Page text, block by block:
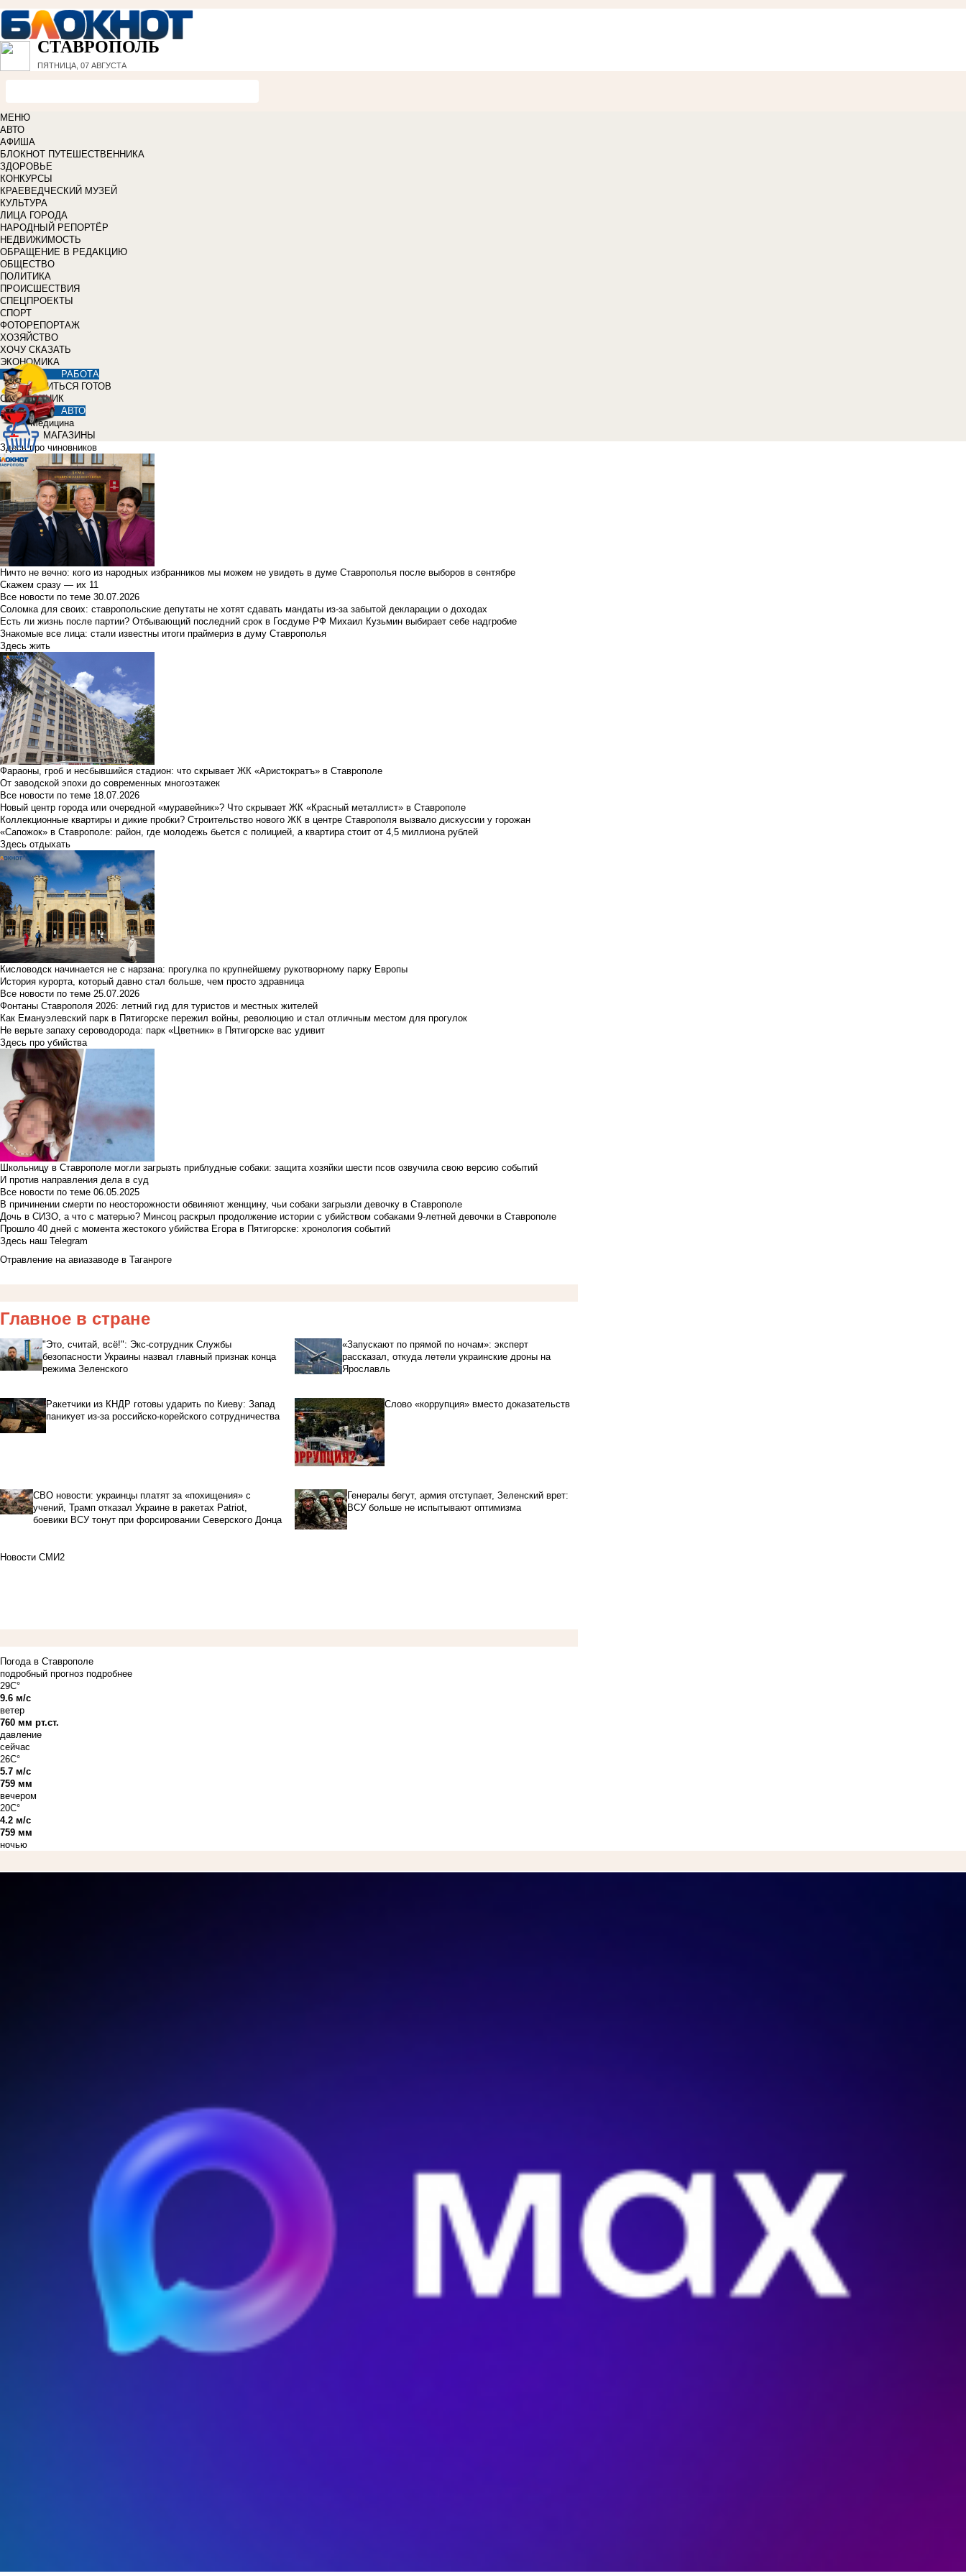
СТАВРОПОЛЬ
ПЯТНИЦА, 07 АВГУСТА
МЕНЮ
АВТО
АФИША
БЛОКНОТ ПУТЕШЕСТВЕННИКА
ЗДОРОВЬЕ
КОНКУРСЫ
КРАЕВЕДЧЕСКИЙ МУЗЕЙ
КУЛЬТУРА
ЛИЦА ГОРОДА
НАРОДНЫЙ РЕПОРТЁР
НЕДВИЖИМОСТЬ
ОБРАЩЕНИЕ В РЕДАКЦИЮ
ОБЩЕСТВО
ПОЛИТИКА
ПРОИСШЕСТВИЯ
СПЕЦПРОЕКТЫ
СПОРТ
ФОТОРЕПОРТАЖ
ХОЗЯЙСТВО
ХОЧУ СКАЗАТЬ
ЭКОНОМИКА
РАБОТА
УЧИТЬСЯ ГОТОВ
СПРАВОЧНИК
АВТО
Медицина
МАГАЗИНЫ
Здесь про чиновников
Ничто не вечно: кого из народных избранников мы можем не увидеть в думе Ставрополья после выборов в сентябре
Скажем сразу — их 11
Все новости по теме 30.07.2026
Соломка для своих: ставропольские депутаты не хотят сдавать мандаты из-за забытой декларации о доходах
Есть ли жизнь после партии? Отбывающий последний срок в Госдуме РФ Михаил Кузьмин выбирает себе надгробие
Знакомые все лица: стали известны итоги праймериз в думу Ставрополья
Здесь жить
Фараоны, гроб и несбывшийся стадион: что скрывает ЖК «Аристократъ» в Ставрополе
От заводской эпохи до современных многоэтажек
Все новости по теме 18.07.2026
Новый центр города или очередной «муравейник»? Что скрывает ЖК «Красный металлист» в Ставрополе
Коллекционные квартиры и дикие пробки? Строительство нового ЖК в центре Ставрополя вызвало дискуссии у горожан
«Сапожок» в Ставрополе: район, где молодежь бьется с полицией, а квартира стоит от 4,5 миллиона рублей
Здесь отдыхать
Кисловодск начинается не с нарзана: прогулка по крупнейшему рукотворному парку Европы
История курорта, который давно стал больше, чем просто здравница
Все новости по теме 25.07.2026
Фонтаны Ставрополя 2026: летний гид для туристов и местных жителей
Как Емануэлевский парк в Пятигорске пережил войны, революцию и стал отличным местом для прогулок
Не верьте запаху сероводорода: парк «Цветник» в Пятигорске вас удивит
Здесь про убийства
Школьницу в Ставрополе могли загрызть приблудные собаки: защита хозяйки шести псов озвучила свою версию событий
И против направления дела в суд
Все новости по теме 06.05.2025
В причинении смерти по неосторожности обвиняют женщину, чьи собаки загрызли девочку в Ставрополе
Дочь в СИЗО, а что с матерью? Минсоц раскрыл продолжение истории с убийством собаками 9-летней девочки в Ставрополе
Прошло 40 дней с момента жестокого убийства Егора в Пятигорске: хронология событий
Здесь наш Telegram
Отравление на авиазаводе в Таганроге
Главное в стране
"Это, считай, всё!": Экс-сотрудник Службы
безопасности Украины назвал главный признак конца
режима Зеленского
«Запускают по прямой по ночам»: эксперт
рассказал, откуда летели украинские дроны на
Ярославль
Ракетчики из КНДР готовы ударить по Киеву: Запад
паникует из-за российско-корейского сотрудничества
Слово «коррупция» вместо доказательств
СВО новости: украинцы платят за «похищения» с
учений, Трамп отказал Украине в ракетах Patriot,
боевики ВСУ тонут при форсировании Северского Донца
Генералы бегут, армия отступает, Зеленский врет:
ВСУ больше не испытывают оптимизма
Новости СМИ2
Погода в Ставрополе
подробный прогноз подробнее
29C°
9.6 м/с
ветер
760 мм рт.ст.
давление
сейчас
26C°
5.7 м/с
759 мм
вечером
20C°
4.2 м/с
759 мм
ночью